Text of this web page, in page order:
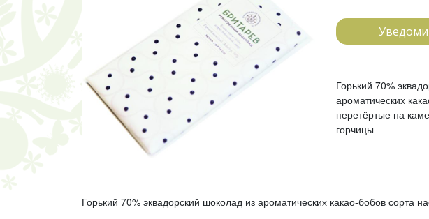
Горький 70%
ароматических
перетёртые на
горчицы
Горький 70% эквадорский шоколад из ароматических какао-бобов сорта